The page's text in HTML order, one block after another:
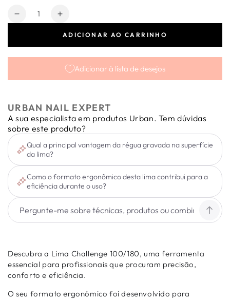
Quantidade
Diminuir
100/180
Aumentar
quantidade
Challenge
100/180
ADICIONAR AO CARRINHO
Adicionar à lista de desejos
URBAN NAIL EXPERT
A sua especialista em produtos Urban. Tem dúvidas
sobre este produto?
Qual a principal vantagem da régua gravada na superfície
da lima?
Como o formato ergonômico desta lima contribui para a
eficiência durante o uso?
Descubra a Lima Challenge 100/180, uma ferramenta
essencial para profissionais que procuram precisão,
conforto e eficiência.
O seu formato ergonómico foi desenvolvido para